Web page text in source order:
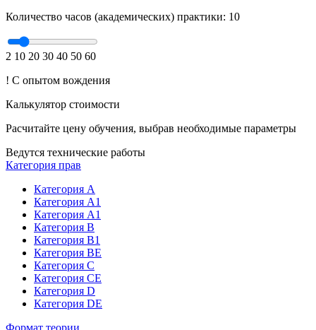
Количество часов (академических) практики: 10
2 10 20 30 40 50 60
! С опытом вождения
Калькулятор стоимости
Расчитайте цену обучения, выбрав необходимые параметры
Ведутся технические работы
Категория прав
Категория A
Категория A1
Категория A1
Категория B
Категория B1
Категория BE
Категория C
Категория CE
Категория D
Категория DE
Формат теории